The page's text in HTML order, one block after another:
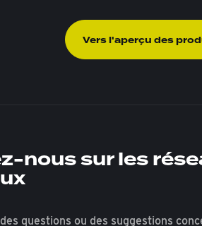
Vers l'aperçu des
nous sur les
questions ou des suggestions